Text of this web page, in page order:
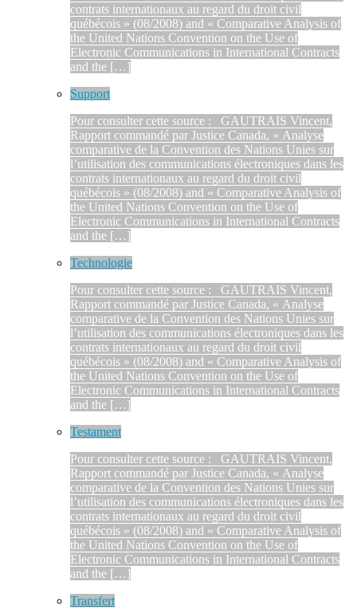
contrats internationaux au regard du droit civil
québécois » (08/2008) and « Comparative Analysis of
the United Nations Convention on the Use of
Electronic Communications in International Contracts
and the […]
Support
Pour consulter cette source : GAUTRAIS Vincent,
Rapport commandé par Justice Canada, « Analyse
comparative de la Convention des Nations Unies sur
l’utilisation des communications électroniques dans les
contrats internationaux au regard du droit civil
québécois » (08/2008) and « Comparative Analysis of
the United Nations Convention on the Use of
Electronic Communications in International Contracts
and the […]
Technologie
Pour consulter cette source : GAUTRAIS Vincent,
Rapport commandé par Justice Canada, « Analyse
comparative de la Convention des Nations Unies sur
l’utilisation des communications électroniques dans les
contrats internationaux au regard du droit civil
québécois » (08/2008) and « Comparative Analysis of
the United Nations Convention on the Use of
Electronic Communications in International Contracts
and the […]
Testament
Pour consulter cette source : GAUTRAIS Vincent,
Rapport commandé par Justice Canada, « Analyse
comparative de la Convention des Nations Unies sur
l’utilisation des communications électroniques dans les
contrats internationaux au regard du droit civil
québécois » (08/2008) and « Comparative Analysis of
the United Nations Convention on the Use of
Electronic Communications in International Contracts
and the […]
Transfert